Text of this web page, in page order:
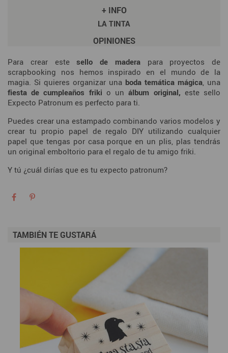
+ INFO
LA TINTA
OPINIONES
Para crear estesello de maderapara proyectos de
scrapbooking nos hemos inspirado en el mundo de la
magia. Si quieres organizar una boda temática mágica, una
fiesta de cumpleaños friki o unálbum original, este sello
Expecto Patronum es perfecto para ti.
Puedes crear una estampado combinando varios modelos y
crear tu propio papel de regalo DIY utilizando cualquier
papel que tengas por casa porque en un plis, plas tendrás
un original emboltorio para el regalo de tu amigo friki.
Y tú ¿cuál dirías que es tu expecto patronum?
TAMBIÉN TE GUSTARÁ